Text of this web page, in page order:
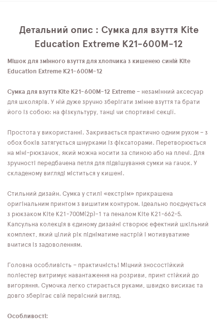
Детальний опис : Сумка для взуття Kite
Education Extreme K21-600M-12
Мішок для змінного взуття для хлопчика з кишенею синій Kite
Education Extreme K21-600M-12
Сумка для взуття Kite K21-600M-12 Extreme – незамінний аксесуар
для школярів. У ній дуже зручно зберігати змінне взуття та брати
його із собою: на фізкультуру, танці чи спортивні секції.
Простота у використанні. Закривається практично одним рухом – з
обох боків затягується шнурками із фіксаторами. Перетворюється
на міні-рюкзачок, який можна носити за спиною або на плечі. Для
зручності передбачена петля для підвішування сумки на гачок. У
складеному вигляді міститься у кишені.
Стильний дизайн. Сумка у стилі «екстрім» прикрашена
оригінальним принтом з вишитим контуром. Ідеально поєднується
з рюкзаком Kite K21-700M(2p)-1 та пеналом Kite K21-662-5.
Капсульна колекція в єдиному дизайні створює ефектний шкільний
комплект, який цілий рік підніматиме настрій і мотивуватиме
вчитися із задоволенням.
Головна особливість – практичність! Міцний зносостійкий
поліестер витримує навантаження на розриви, принт стійкий до
вигоряння. Сумочка легко стирається руками, швидко висихає та
довго зберігає свій первісний вигляд.
Особливості: